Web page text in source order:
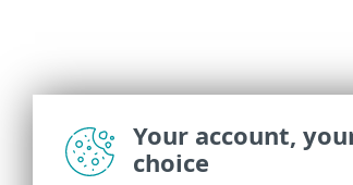
Your account,
choice